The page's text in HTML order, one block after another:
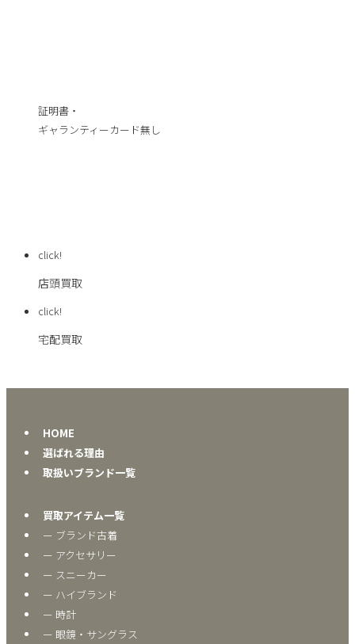
証明書・
ギャランティーカード無し
click!
店頭買取
click!
宅配買取
HOME
選ばれる理由
取扱いブランド一覧
買取アイテム一覧
ー ブランド古着
ー アクセサリー
ー スニーカー
ー ハイブランド
ー 時計
ー 眼鏡・サングラス